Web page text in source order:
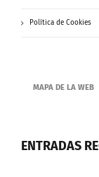
Política de Cookies
MAPA DE LA WEB
ENTRADAS